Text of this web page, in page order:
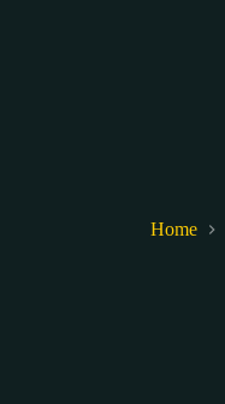
Home